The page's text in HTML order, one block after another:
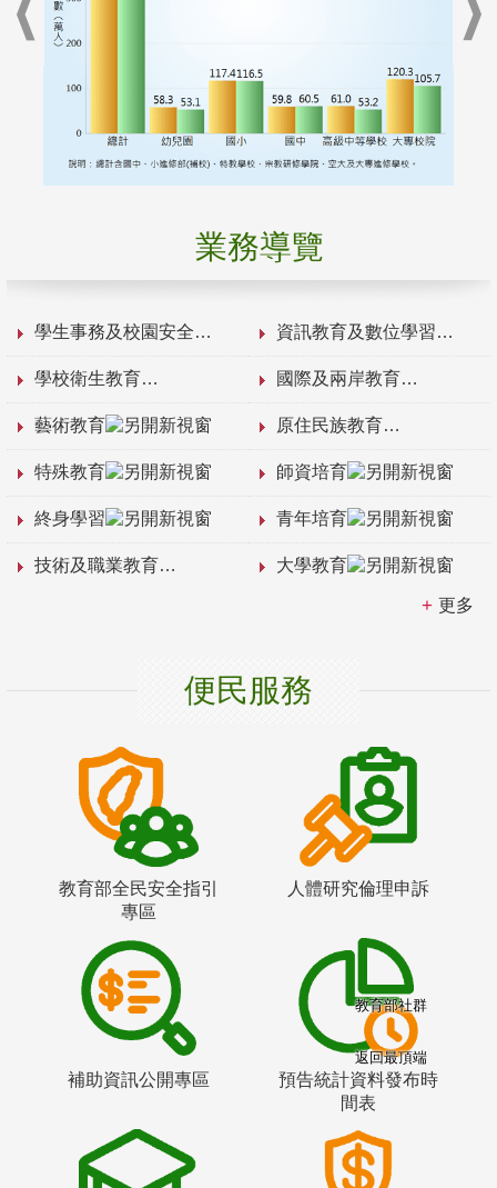
業務導覽
學生事務及校園安全 資訊教育及數位學習
學校衛生教育 國際及兩岸教育
藝術教育 原住民族教育
特殊教育 師資培育
終身學習 青年培育
技術及職業教育 大學教育
更多
便民服務
教育部全民安全指引
專區
人體研究倫理申訴
補助資訊公開專區
預告統計資料發布時
間表
教育部社群
返回最頂端